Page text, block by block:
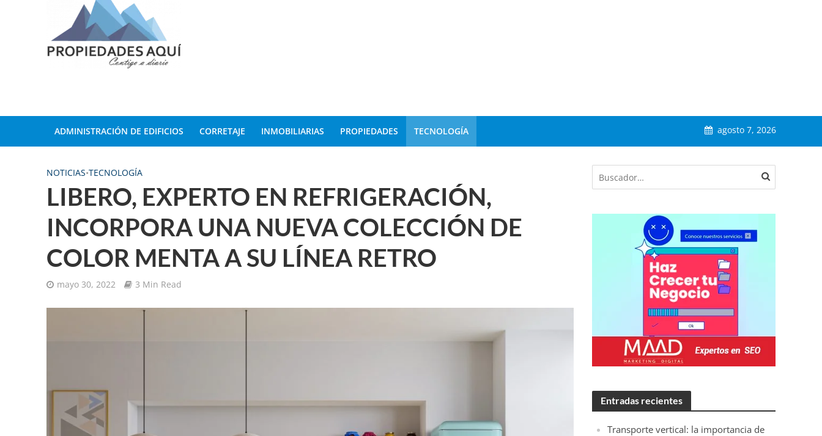
ADMINISTRACIÓN DE EDIFICIOS CORRETAJE INMOBILIARIAS PROPIEDADES TECNOLOGÍA agosto 7, 2026
NOTICIAS•TECNOLOGÍA
LIBERO, EXPERTO EN REFRIGERACIÓN,
INCORPORA UNA NUEVA COLECCIÓN DE
COLOR MENTA A SU LÍNEA RETRO
mayo 30, 2022 3 Min Read
Entradas recientes
Transporte vertical: la importancia de